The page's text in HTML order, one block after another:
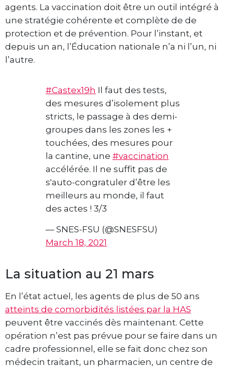
agents. La vaccination doit être un outil intégré à
une stratégie cohérente et complète de de
protection et de prévention. Pour l’instant, et
depuis un an, l’Éducation nationale n’a ni l’un, ni
l’autre.
#Castex19h Il faut des tests,
des mesures d’isolement plus
stricts, le passage à des demi-
groupes dans les zones les +
touchées, des mesures pour
la cantine, une #vaccination
accélérée. Il ne suffit pas de
s'auto-congratuler d’être les
meilleurs au monde, il faut
des actes ! 3/3
— SNES-FSU (@SNESFSU)
March 18, 2021
La situation au 21 mars
En l’état actuel, les agents de plus de 50 ans
atteints de comorbidités listées par la HAS
peuvent être vaccinés dès maintenant. Cette
opération n’est pas prévue pour se faire dans un
cadre professionnel, elle se fait donc chez son
médecin traitant, un pharmacien, un centre de